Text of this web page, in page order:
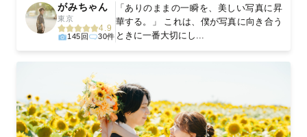
がみちゃん
東京
4.9
145回 30件
「ありのままの一瞬を、美しい写真に昇
華する。」 これは、僕が写真に向き合う
ときに一番大切にし...